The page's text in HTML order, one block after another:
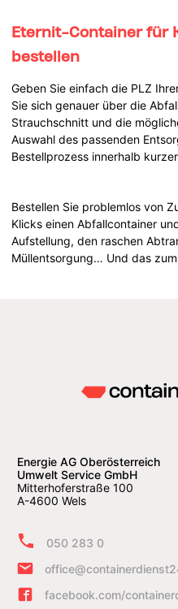
Eternit-Container für
bestellen
Geben Sie einfach die PLZ
Sie sich genauer über die
Strauchschnitt und die
Auswahl des passenden
Bestellprozess innerhalb
Bestellen Sie problemlos von
Klicks einen Abfallcontainer
Aufstellung, den raschen
Müllentsorgung… Und das
Energie AG Oberösterreich
Umwelt Service GmbH
Mitterhoferstraße 100
A-4600 Wels
050 283 0
facebook.com/